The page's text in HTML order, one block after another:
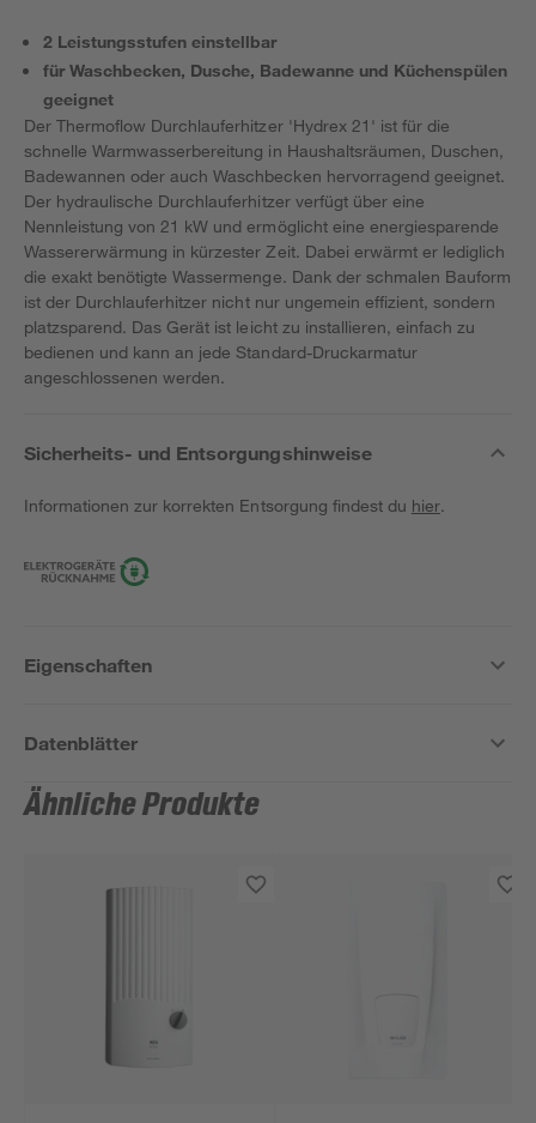
2 Leistungsstufen einstellbar
für Waschbecken, Dusche, Badewanne und Küchenspülen
geeignet
Der Thermoflow Durchlauferhitzer 'Hydrex 21' ist für die
schnelle Warmwasserbereitung in Haushaltsräumen, Duschen,
Badewannen oder auch Waschbecken hervorragend geeignet.
Der hydraulische Durchlauferhitzer verfügt über eine
Nennleistung von 21 kW und ermöglicht eine energiesparende
Wassererwärmung in kürzester Zeit. Dabei erwärmt er lediglich
die exakt benötigte Wassermenge. Dank der schmalen Bauform
ist der Durchlauferhitzer nicht nur ungemein effizient, sondern
platzsparend. Das Gerät ist leicht zu installieren, einfach zu
bedienen und kann an jede Standard-Druckarmatur
angeschlossenen werden.
Sicherheits- und Entsorgungshinweise
Informationen zur korrekten Entsorgung findest du hier.
Eigenschaften
Datenblätter
Ähnliche Produkte